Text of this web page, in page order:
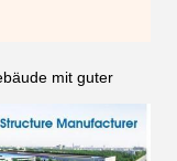
mit guter